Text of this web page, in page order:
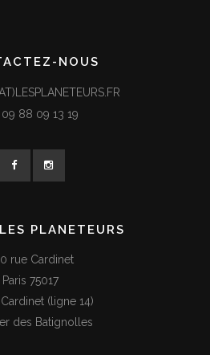
NOUS
09 88 09 13 19
PLANETEURS
rue Cardinet
Paris 75017
(ligne 14)
des Batignolles